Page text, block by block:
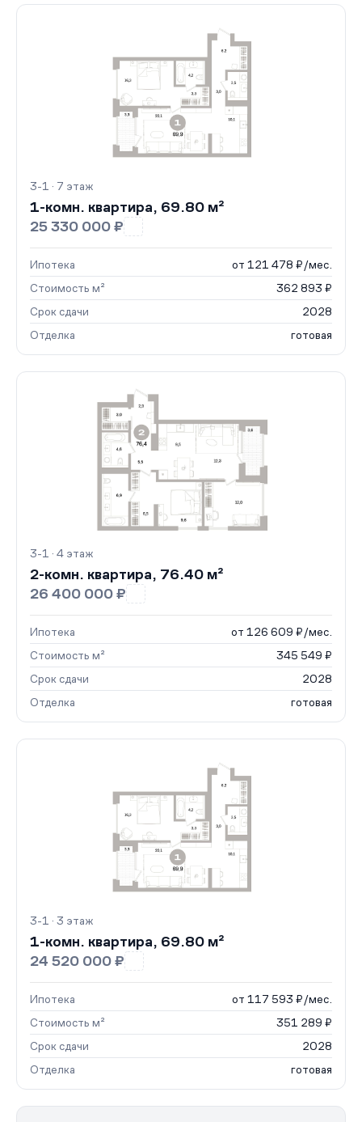
3-1 · 7 этаж
1-комн. квартира, 69.80 м²
25 330 000 ₽
Ипотека
от 121 478 ₽/мес.
Стоимость м²
362 893 ₽
Срок сдачи
2028
Отделка
готовая
3-1 · 4 этаж
2-комн. квартира, 76.40 м²
26 400 000 ₽
Ипотека
от 126 609 ₽/мес.
Стоимость м²
345 549 ₽
Срок сдачи
2028
Отделка
готовая
3-1 · 3 этаж
1-комн. квартира, 69.80 м²
24 520 000 ₽
Ипотека
от 117 593 ₽/мес.
Стоимость м²
351 289 ₽
Срок сдачи
2028
Отделка
готовая